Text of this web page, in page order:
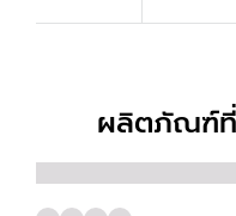
ผลิตภัณฑ์ที่